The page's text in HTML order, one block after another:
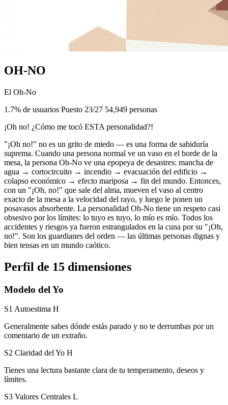
OH-NO
El Oh-No
1.7% de usuarios Puesto 23/27 54,949 personas
¡Oh no! ¿Cómo me tocó ESTA personalidad?!
"¡Oh no!" no es un grito de miedo — es una forma de sabiduría
suprema. Cuando una persona normal ve un vaso en el borde de la
mesa, la persona Oh-No ve una epopeya de desastres: mancha de
agua → cortocircuito → incendio → evacuación del edificio →
colapso económico → efecto mariposa → fin del mundo. Entonces,
con un "¡Oh, no!" que sale del alma, mueven el vaso al centro
exacto de la mesa a la velocidad del rayo, y luego le ponen un
posavasos absorbente. La personalidad Oh-No tiene un respeto casi
obsesivo por los límites: lo tuyo es tuyo, lo mío es mío. Todos los
accidentes y riesgos ya fueron estrangulados en la cuna por su "¡Oh,
no!". Son los guardianes del orden — las últimas personas dignas y
bien tensas en un mundo caótico.
Perfil de 15 dimensiones
Modelo del Yo
S1 Autoestima H
Generalmente sabes dónde estás parado y no te derrumbas por un
comentario de un extraño.
S2 Claridad del Yo H
Tienes una lectura bastante clara de tu temperamento, deseos y
límites.
S3 Valores Centrales L